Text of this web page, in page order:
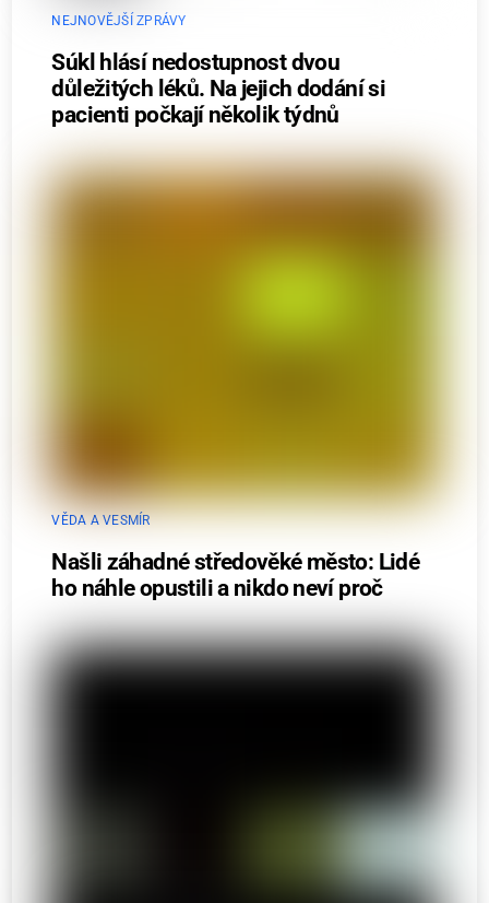
NEJNOVĚJŠÍ ZPRÁVY
Súkl hlásí nedostupnost dvou
důležitých léků. Na jejich dodání si
pacienti počkají několik týdnů
VĚDA A VESMÍR
Našli záhadné středověké město: Lidé
ho náhle opustili a nikdo neví proč